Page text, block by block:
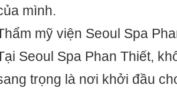
mình.
mỹ viện Seoul Spa
Seoul Spa Phan Thiết,
trọng là nơi khởi đầu